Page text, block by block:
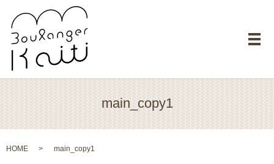
メ
main_copy1
HOME main_copy1